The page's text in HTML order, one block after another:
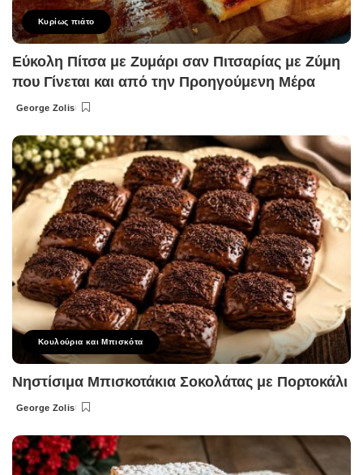
Κυρίως πιάτο
Εύκολη Πίτσα με Ζυμάρι σαν Πιτσαρίας με Ζύμη
που Γίνεται και από την Προηγούμενη Μέρα
Posted
George Zolis
Κουλούρια και Μπισκότα
Νηστίσιμα Μπισκοτάκια Σοκολάτας με Πορτοκάλι
Posted
George Zolis